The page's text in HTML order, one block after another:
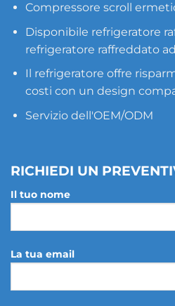
Compressore scroll
Disponibile refrigeratore
refrigeratore raffreddato
Il refrigeratore offre
costi con un design
Servizio dell'OEM/ODM
RICHIEDI UN
Il tuo nome
La tua email